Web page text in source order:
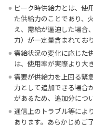
ピーク時供給力とは、使
た供給力のことであり、
え、需給が逼迫した場合
力）が一定量含まれてお
需給状況の変化に応じた
は、使用率が実際より大
需要が供給力を上回る緊
力として追加できる場合
があるため、追加分につ
通信上のトラブル等によ
あります。あらかじめご